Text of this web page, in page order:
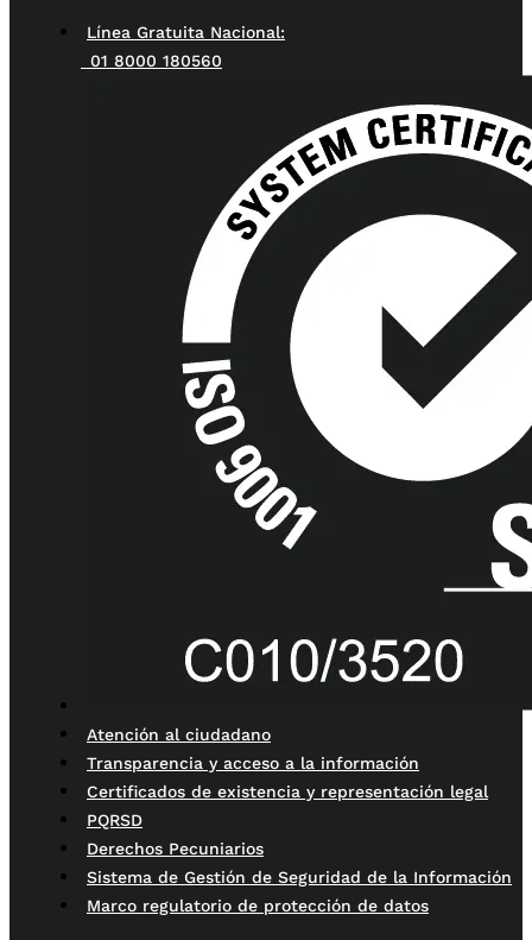
Línea Gratuita Nacional:
01 8000 180560
Atención al ciudadano
Transparencia y acceso a la información
Certificados de existencia y representación legal
PQRSD
Derechos Pecuniarios
Sistema de Gestión de Seguridad de la Información
Marco regulatorio de protección de datos